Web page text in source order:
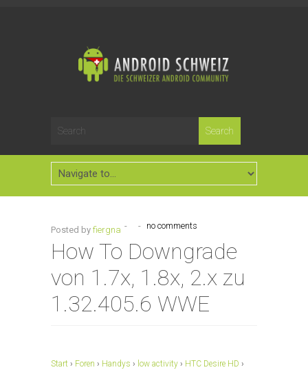
Posted by fiergna - - no comments
How To Downgrade
von 1.7x, 1.8x, 2.x zu
1.32.405.6 WWE
Start › Foren › Handys › low activity › HTC Desire HD ›